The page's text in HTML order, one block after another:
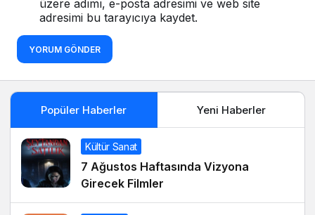
üzere adımı, e-posta adresimi ve web site
adresimi bu tarayıcıya kaydet.
YORUM GÖNDER
Popüler Haberler Yeni Haberler
Kültür Sanat
7 Ağustos Haftasında Vizyona
Girecek Filmler